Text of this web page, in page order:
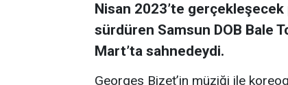
Nisan 2023’te gerçekleşecek
sürdüren Samsun DOB Bale
Mart’ta sahnedeydi.
Georges Bizet’in müziği ile